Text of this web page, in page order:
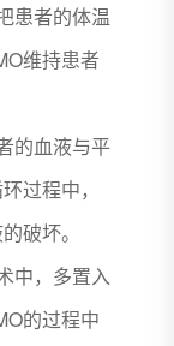
患者的体温
维持患者
的血液与平
过程中，
破坏。
，多置入
的过程中